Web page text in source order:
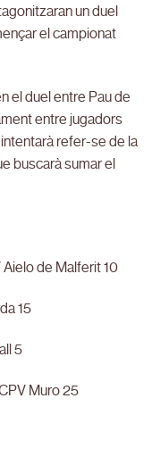
un duel
el campionat
el duel entre Pau de
entre jugadors
refer-se de la
buscarà sumar el
de Malferit 10
15
5
Muro 25